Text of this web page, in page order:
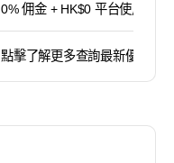
0% 佣金 + HK$0 平台使用費
點擊了解更多查詢最新優惠